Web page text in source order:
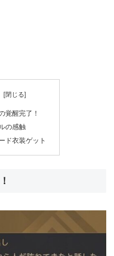
覚醒完了！
の感触
ド衣装ゲット